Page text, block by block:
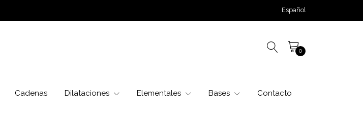
Español
0
Cadenas Dilataciones Elementales Bases Contacto